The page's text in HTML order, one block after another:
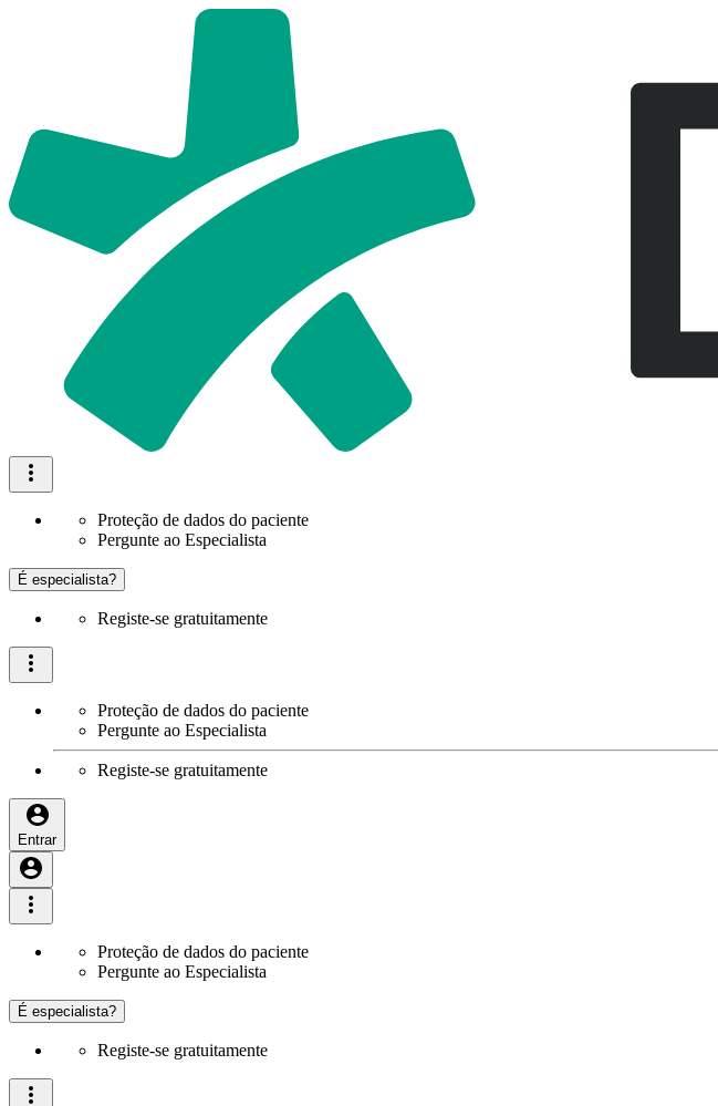
Proteção de dados do paciente
Pergunte ao Especialista
É especialista?
Registe-se gratuitamente
Proteção de dados do paciente
Pergunte ao Especialista
Registe-se gratuitamente
Entrar
Proteção de dados do paciente
Pergunte ao Especialista
É especialista?
Registe-se gratuitamente